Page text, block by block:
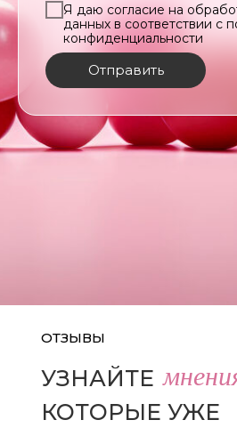
Я даю согласие на
данных в соответствии с
конфиденциальности
Отправить
ОТЗЫВЫ
УЗНАЙТЕ
КОТОРЫЕ УЖЕ